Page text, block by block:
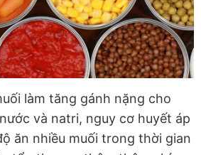
làm tăng gánh nặng cho
và natri, nguy cơ huyết áp
ăn nhiều muối trong thời gian